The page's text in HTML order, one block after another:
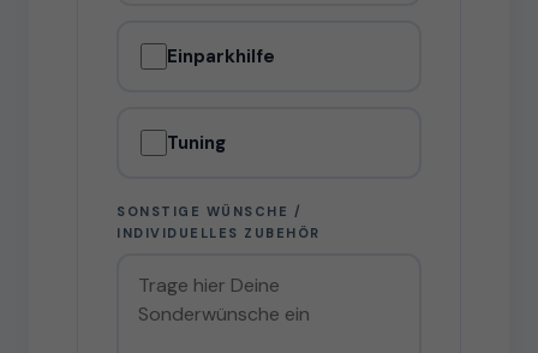
Einparkhilfe
Tuning
SONSTIGE WÜNSCHE /
INDIVIDUELLES ZUBEHÖR